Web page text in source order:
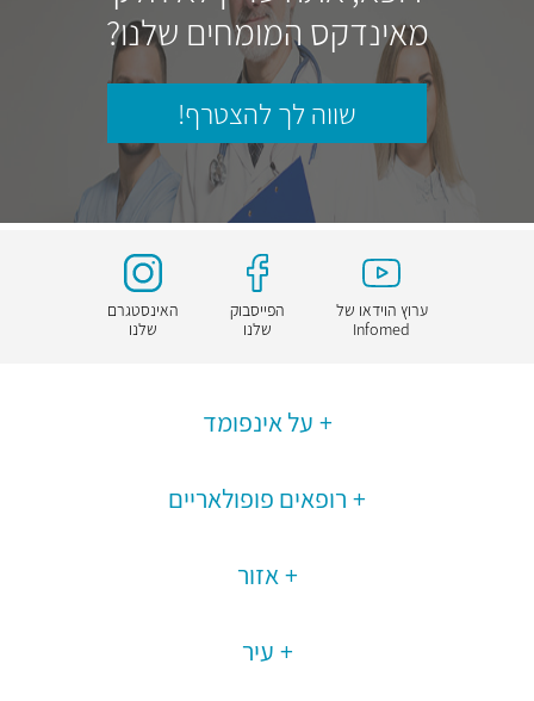
מאינדקס המומחים שלנו?
שווה לך להצטרף!
ערוץ הוידאו של
Infomed
הפייסבוק
שלנו
האינסטגרם
שלנו
על אינפומד
רופאים פופולאריים
אזור
עיר